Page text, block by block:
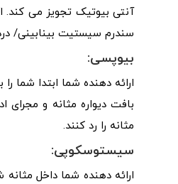
آنتی بیوتیک تجویز می کند.
سندرم سیستیت بینابینی/
بیوپسی:
ارائه دهنده شما ابتدا
بافت دیواره مثانه و مجرای
مثانه را رد کنند.
سیستوسکوپی:
ارائه دهنده شما داخل